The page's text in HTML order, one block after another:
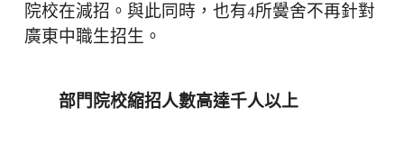
院校在減招。與此同時，也有4所黌舍不再針對
廣東中職生招生。
部門院校縮招人數高達千人以上